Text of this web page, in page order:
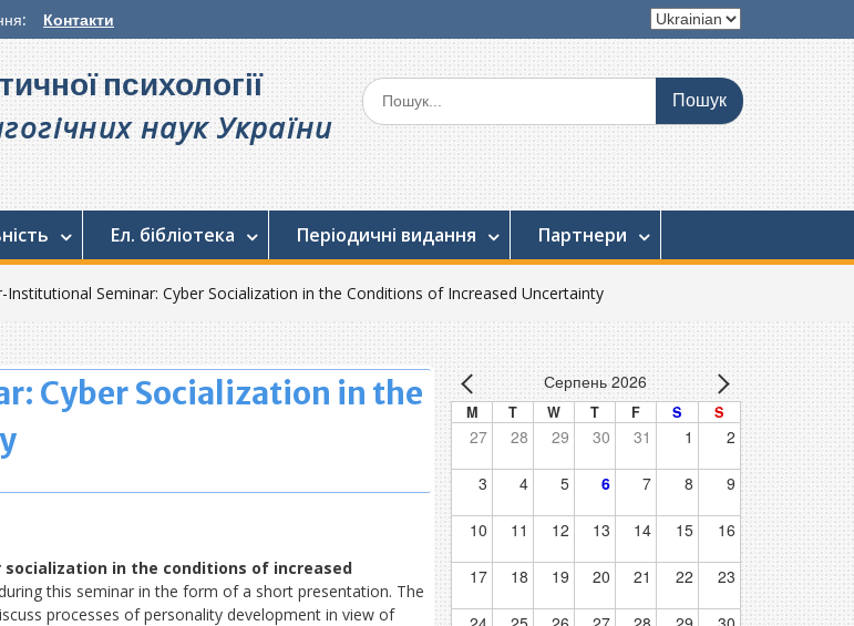
Контакти
Вибрати
мову
психології
наук України
Шукати:
Ел. бібліотека Періодичні видання Партнери
Institutional Seminar: Cyber Socialization in the Conditions of Increased Uncertainty
Cyber Socialization in the
socialization in the conditions of increased
this seminar in the form of a short presentation. The
processes of personality development in view of
Серпень 2026
M T W T F S S
27 28 29 30 31 1 2
3 4 5 6 7 8 9
10 11 12 13 14 15 16
17 18 19 20 21 22 23